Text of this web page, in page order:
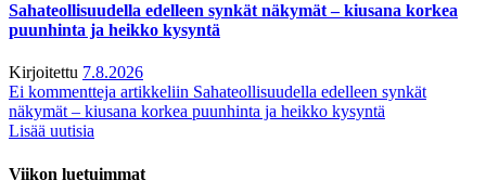
Sahateollisuudella edelleen synkät näkymät – kiusana korkea
puunhinta ja heikko kysyntä
Kirjoitettu 7.8.2026
Ei kommentteja artikkeliin Sahateollisuudella edelleen synkät
näkymät – kiusana korkea puunhinta ja heikko kysyntä
Lisää uutisia
Viikon luetuimmat